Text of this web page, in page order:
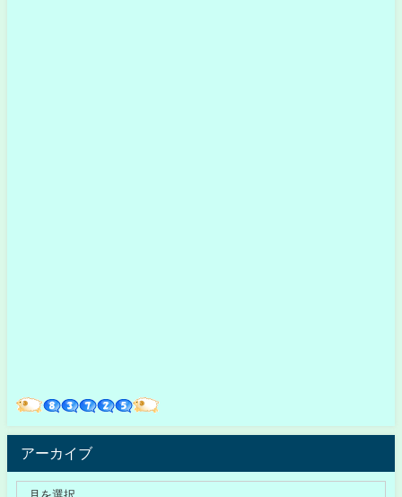
アーカイブ